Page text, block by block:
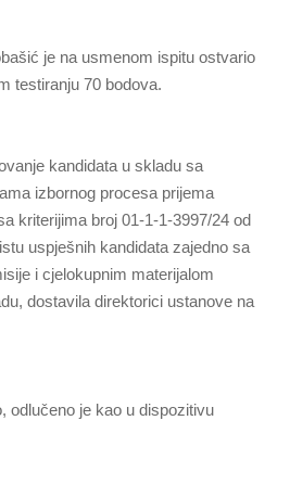
je na usmenom ispitu ostvario
testiranju 70 bodova.
kandidata u skladu sa
izbornog procesa prijema
kriterijima broj 01-1-1-3997/24 od
uspješnih kandidata zajedno sa
i cjelokupnim materijalom
dostavila direktorici ustanove na
odlučeno je kao u dispozitivu